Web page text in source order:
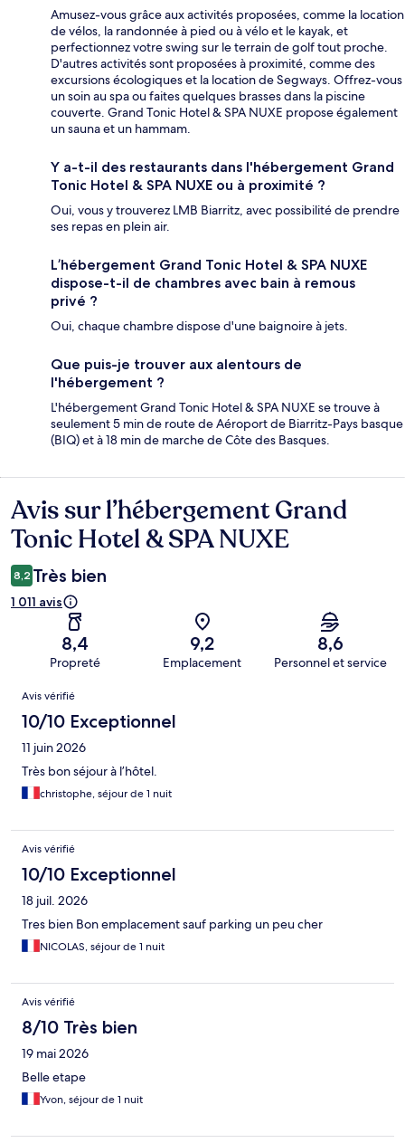
Amusez-vous grâce aux activités proposées, comme la location
de vélos, la randonnée à pied ou à vélo et le kayak, et
perfectionnez votre swing sur le terrain de golf tout proche.
D'autres activités sont proposées à proximité, comme des
excursions écologiques et la location de Segways. Offrez-vous
un soin au spa ou faites quelques brasses dans la piscine
couverte. Grand Tonic Hotel & SPA NUXE propose également
un sauna et un hammam.
Y a-t-il des restaurants dans l'hébergement Grand
Tonic Hotel & SPA NUXE ou à proximité ?
Oui, vous y trouverez LMB Biarritz, avec possibilité de prendre
ses repas en plein air.
L’hébergement Grand Tonic Hotel & SPA NUXE
dispose-t-il de chambres avec bain à remous
privé ?
Oui, chaque chambre dispose d'une baignoire à jets.
Que puis-je trouver aux alentours de
l'hébergement ?
L'hébergement Grand Tonic Hotel & SPA NUXE se trouve à
seulement 5 min de route de Aéroport de Biarritz-Pays basque
(BIQ) et à 18 min de marche de Côte des Basques.
Avis
Avis sur l’hébergement Grand
Tonic Hotel & SPA NUXE
8,2 Très bien
1 011 avis
8,4
Propreté
9,2
Emplacement
8,6
Personnel et service
Avis
Avis vérifié
10/10 Exceptionnel
11 juin 2026
Très bon séjour à l’hôtel.
christophe, séjour de 1 nuit
Avis vérifié
10/10 Exceptionnel
18 juil. 2026
Tres bien Bon emplacement sauf parking un peu cher
NICOLAS, séjour de 1 nuit
Avis vérifié
8/10 Très bien
19 mai 2026
Belle etape
Yvon, séjour de 1 nuit